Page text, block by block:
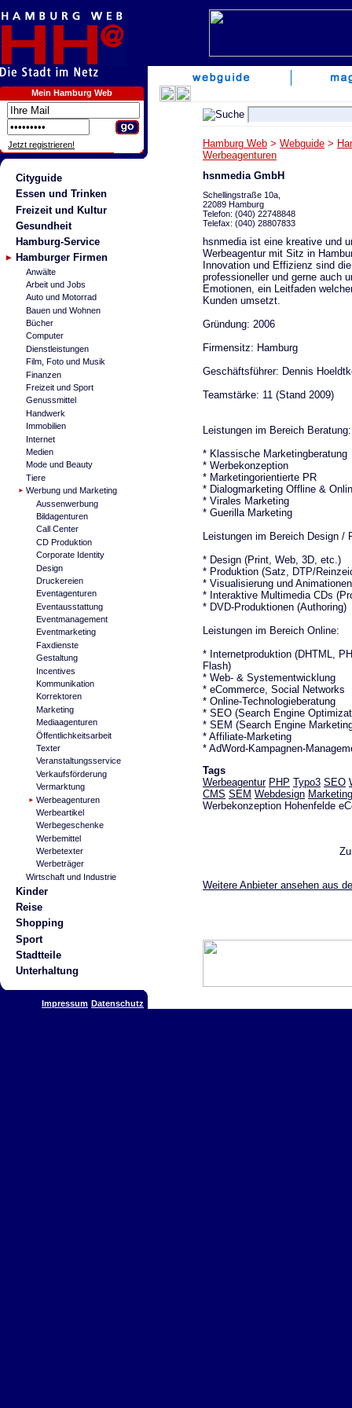
Mein Hamburg Web
Jetzt registrieren!
Cityguide
Essen und Trinken
Freizeit und Kultur
Gesundheit
Hamburg-Service
Hamburger Firmen
Anwälte
Arbeit und Jobs
Auto und Motorrad
Bauen und Wohnen
Bücher
Computer
Dienstleistungen
Film, Foto und Musik
Finanzen
Freizeit und Sport
Genussmittel
Handwerk
Immobilien
Internet
Medien
Mode und Beauty
Tiere
Werbung und Marketing
Aussenwerbung
Bildagenturen
Call Center
CD Produktion
Corporate Identity
Design
Druckereien
Eventagenturen
Eventausstattung
Eventmanagement
Eventmarketing
Faxdienste
Gestaltung
Incentives
Kommunikation
Korrektoren
Marketing
Mediaagenturen
Öffentlichkeitsarbeit
Texter
Veranstaltungsservice
Verkaufsförderung
Vermarktung
Werbeagenturen
Werbeartikel
Werbegeschenke
Werbemittel
Werbetexter
Werbeträger
Wirtschaft und Industrie
Kinder
Reise
Shopping
Sport
Stadtteile
Unterhaltung
Impressum Datenschutz
Hamburg Web > Webguide >
Werbeagenturen
hsnmedia GmbH
Schellingstraße 10a,
22089 Hamburg
Telefon: (040) 22748848
Telefax: (040) 28807833
hsnmedia ist eine kreative und
Werbeagentur mit Sitz in
Innovation und Effizienz sind
professioneller und gerne auch
Emotionen, ein Leitfaden
Kunden umsetzt.
Gründung: 2006
Firmensitz: Hamburg
Geschäftsführer: Dennis
Teamstärke: 11 (Stand 2009)
Leistungen im Bereich Beratung:
* Klassische Marketingberatung
* Werbekonzeption
* Marketingorientierte PR
* Dialogmarketing Offline &
* Virales Marketing
* Guerilla Marketing
Leistungen im Bereich Design /
* Design (Print, Web, 3D, etc.)
* Produktion (Satz, DTP/
* Visualisierung und
* Interaktive Multimedia CDs
* DVD-Produktionen (Authoring)
Leistungen im Bereich Online:
* Internetproduktion (DHTML,
Flash)
* Web- & Systementwicklung
* eCommerce, Social Networks
* Online-Technologieberatung
* SEO (Search Engine
* SEM (Search Engine
* Affiliate-Marketing
* AdWord-Kampagnen-
Tags
Werbeagentur PHP Typo3 SEO
CMS SEM Webdesign
Werbekonzeption Hohenfelde
Weitere Anbieter ansehen aus